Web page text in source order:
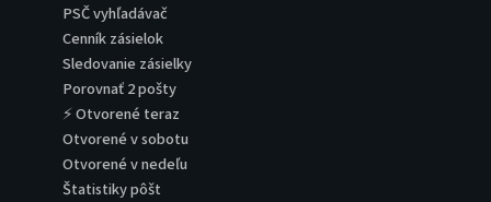
PSČ vyhľadávač
Cenník zásielok
Sledovanie zásielky
Porovnať 2 pošty
⚡ Otvorené teraz
Otvorené v sobotu
Otvorené v nedeľu
Štatistiky pôšt